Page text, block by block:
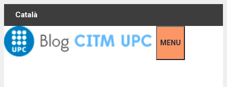
Skip
content
Català
MENU